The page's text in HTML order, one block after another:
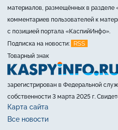
материалов, размещённых в разделе
комментариев пользователей к
с позицией портала «КаспийИнфо».
Подписка на новости:
RSS
Товарный знак
зарегистрирован в Федеральной
собственности 3 марта 2025 г.
Карта сайта
Все новости